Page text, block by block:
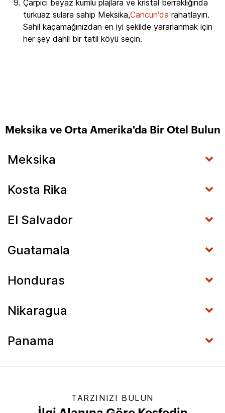
Çarpıcı beyaz kumlu plajlara ve kristal berraklığında
turkuaz sulara sahip Meksika,Cancun'da rahatlayın.
Sahil kaçamağınızdan en iyi şekilde yararlanmak için
her şey dahil bir tatil köyü seçin.
Meksika ve Orta Amerika'da Bir Otel Bulun
Meksika
Kosta Rika
El Salvador
Guatamala
Honduras
Nikaragua
Panama
TARZINIZI BULUN